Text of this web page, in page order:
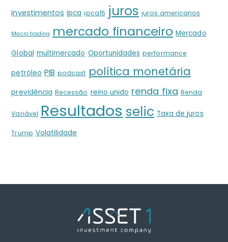
investimentos ipca ipca15 juros juros americanos
Macro trading mercado financeiro Mercado
Global multimercado Oportunidades performance
petróleo PIB podcast política monetária
previdência Recessão reino unido renda fixa Renda
Variável Resultados selic Taxa de juros
Trump Volatilidade
Back
To